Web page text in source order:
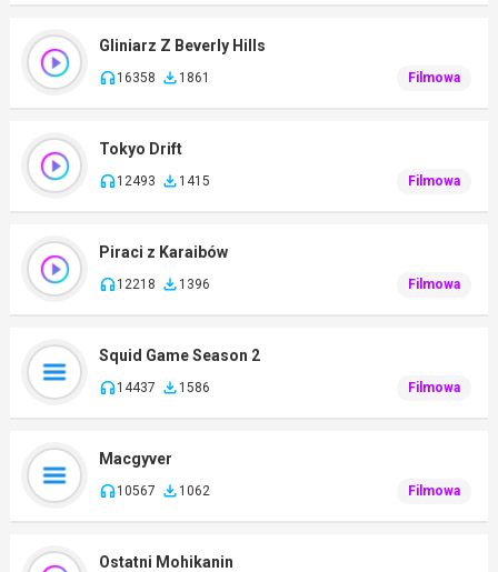
Gliniarz Z Beverly Hills
16358 1861 Filmowa
Tokyo Drift
12493 1415 Filmowa
Piraci z Karaibów
12218 1396 Filmowa
Squid Game Season 2
14437 1586 Filmowa
Macgyver
10567 1062 Filmowa
Ostatni Mohikanin